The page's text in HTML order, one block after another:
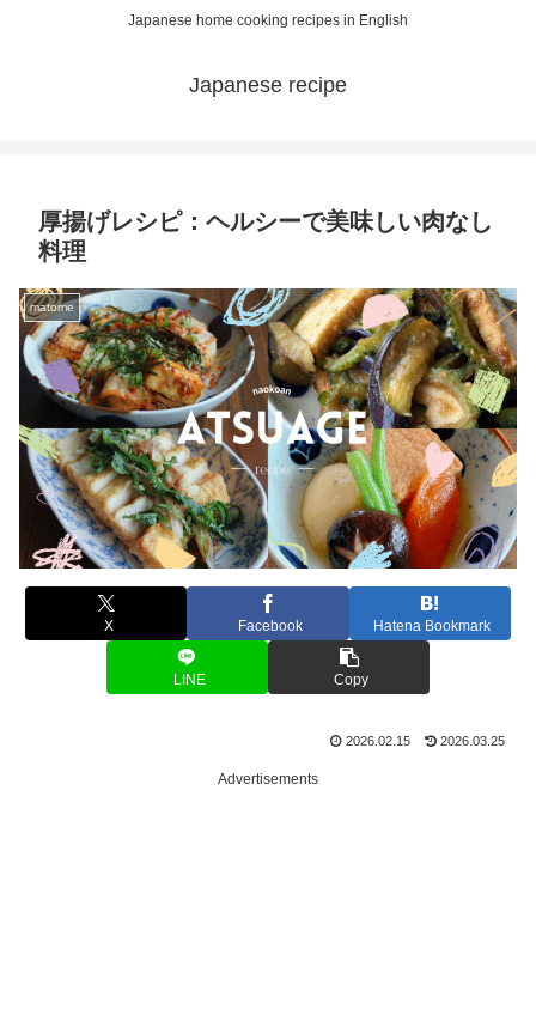
Japanese home cooking recipes in English
Japanese recipe
厚揚げレシピ：ヘルシーで美味しい肉なし
料理
matome
X Facebook Hatena Bookmark
LINE Copy
2026.02.15 2026.03.25
Advertisements